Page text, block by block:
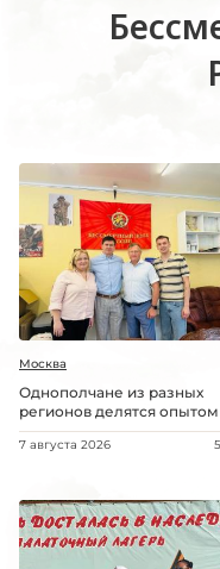
Москва
Однополчане из разных
регионов делятся опытом
7 августа 2026